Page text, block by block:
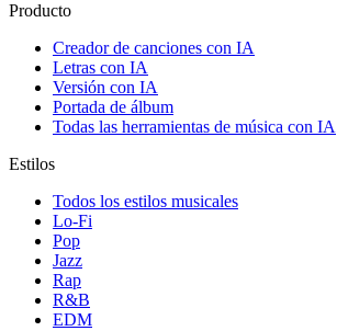
Producto
Creador de canciones con IA
Letras con IA
Versión con IA
Portada de álbum
Todas las herramientas de música con IA
Estilos
Todos los estilos musicales
Lo-Fi
Pop
Jazz
Rap
R&B
EDM